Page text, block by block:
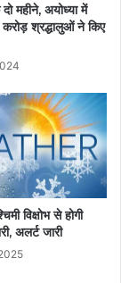
महीने, अयोध्या में
श्रद्धालुओं ने किए
विक्षोभ से होगी
अलर्ट जारी